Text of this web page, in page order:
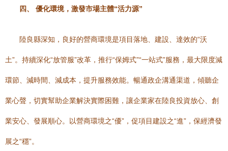
四、 優化環境，激發市場主體“活力源”
陸良縣深知，良好的營商環境是項目落地、建設、達效的“沃
土”。持續深化“放管服”改革，推行“保姆式”“一站式”服務，最大限度減
環節、減時間、減成本，提升服務效能。暢通政企溝通渠道，傾聽企
業心聲，切實幫助企業解決實際困難，讓企業家在陸良投資放心、創
業安心、發展順心。以營商環境之“優”，促項目建設之“進”，保經濟發
展之“穩”。